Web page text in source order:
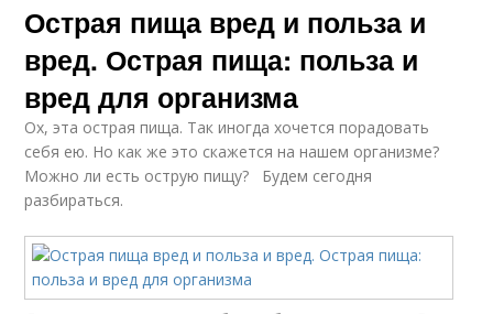
Острая пища вред и польза и
вред. Острая пища: польза и
вред для организма
Ох, эта острая пища. Так иногда хочется порадовать
себя ею. Но как же это скажется на нашем организме?
Можно ли есть острую пищу? Будем сегодня
разбираться.